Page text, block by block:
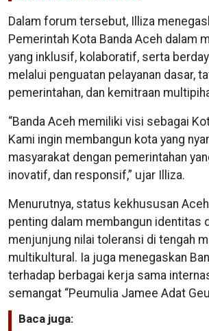
Dalam forum tersebut, Illiza
Pemerintah Kota Banda Aceh dalam
yang inklusif, kolaboratif, serta
melalui penguatan pelayanan dasar,
pemerintahan, dan kemitraan
“Banda Aceh memiliki visi sebagai
Kami ingin membangun kota yang
masyarakat dengan pemerintahan
inovatif, dan responsif,” ujar Illiza.
Menurutnya, status kekhususan
penting dalam membangun identitas
menjunjung nilai toleransi di tengah
multikultural. Ia juga menegaskan
terhadap berbagai kerja sama
semangat “Peumulia Jamee Adat
Baca juga: